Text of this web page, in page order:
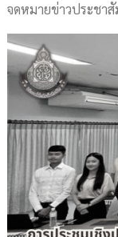
จดหมายข่าวประชา